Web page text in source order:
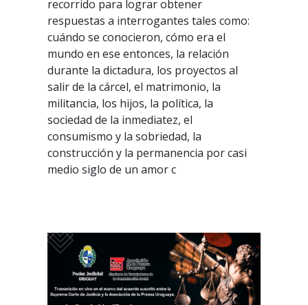
recorrido para lograr obtener
respuestas a interrogantes tales como:
cuándo se conocieron, cómo era el
mundo en ese entonces, la relación
durante la dictadura, los proyectos al
salir de la cárcel, el matrimonio, la
militancia, los hijos, la política, la
sociedad de la inmediatez, el
consumismo y la sobriedad, la
construcción y la permanencia por casi
medio siglo de un amor c